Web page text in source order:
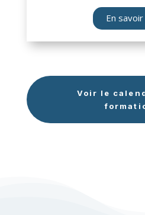
En
Voir le